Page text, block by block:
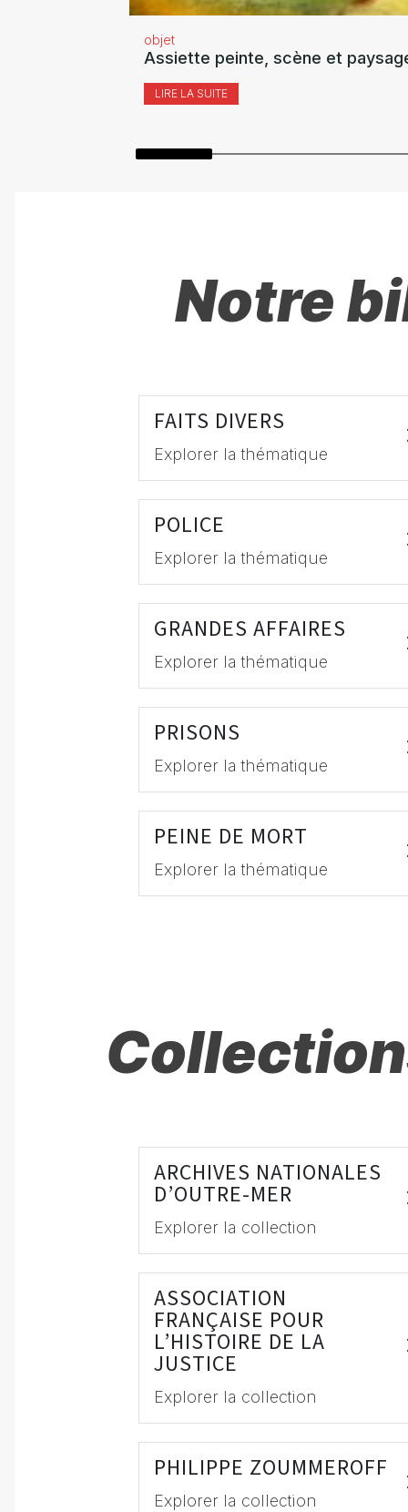
objet
Assiette peinte, scène et
LIRE LA SUITE
Notre
FAITS DIVERS
Explorer la thématique
POLICE
Explorer la thématique
GRANDES AFFAIRES
Explorer la thématique
PRISONS
Explorer la thématique
PEINE DE MORT
Explorer la thématique
ARCHIVES NATIONALES
D’OUTRE-MER
Explorer la collection
ASSOCIATION
FRANÇAISE POUR
L’HISTOIRE DE LA
JUSTICE
Explorer la collection
PHILIPPE ZOUMMEROFF
Explorer la collection